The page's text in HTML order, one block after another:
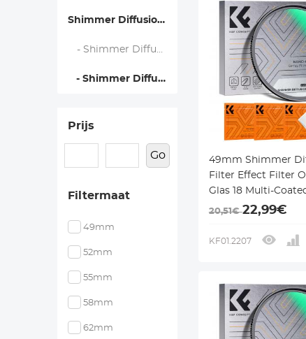
Shimmer Diffusion Filters
- Shimmer Diffusiefilters - Nano Xcel
- Shimmer Diffusiefilters - Nano Klear
Prijs
Go
Filtermaat
49mm
52mm
55mm
58mm
62mm
49mm Shimmer
Filter Effect Filter
Glas 18 Multi-
Glimmer Glas
Klear Serie
20,51€22,99€
KF01.2207